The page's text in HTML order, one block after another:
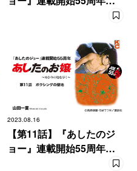
漫画『あしたのお嬢 〜
2023.08.16
【第11話】『あしたのジ
ョー』連載開始55周年
漫画『あしたのお嬢 〜